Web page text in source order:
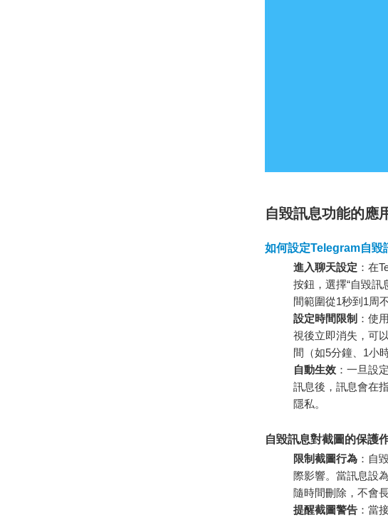
自毀訊息功能的應
如何設定Telegram自毀
進入聊天設定 ：在
按鈕，選擇“自毀訊
間範圍從1秒到1周不
設定時間限制 ：使
視後立即消失，可
間（如5分鐘、1小
自動生效 ：一旦設
訊息後，訊息會在
隱私。
自毀訊息對截圖的保護
限制截圖行為 ：自
際影響。當訊息設
隨時間刪除，不會長
提醒截圖警告 ：當